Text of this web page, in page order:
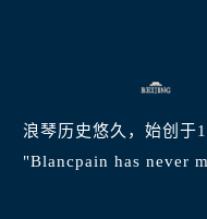
浪琴历史悠久，始创于
"Blancpain has never